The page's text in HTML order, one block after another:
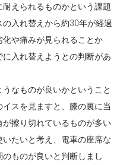
えられるものかという課題
入れ替えから約30年が経過
化や痛みが見られることか
入れ替えようとの判断があ
なものが良いかということ
スを見ますと、膝の裏に当
擦り切れているものが多い
たいと考え、電車の座席な
ものが良いと判断しまし